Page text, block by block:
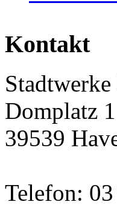
Kontakt
Domplatz 1
39539
Telefon: